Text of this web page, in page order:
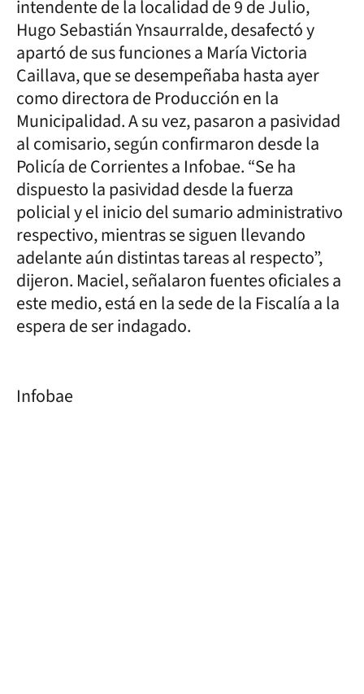
intendente de la localidad de 9 de Julio,
Hugo Sebastián Ynsaurralde, desafectó y
apartó de sus funciones a María Victoria
Caillava, que se desempeñaba hasta ayer
como directora de Producción en la
Municipalidad. A su vez, pasaron a pasividad
al comisario, según confirmaron desde la
Policía de Corrientes a Infobae. “Se ha
dispuesto la pasividad desde la fuerza
policial y el inicio del sumario administrativo
respectivo, mientras se siguen llevando
adelante aún distintas tareas al respecto”,
dijeron. Maciel, señalaron fuentes oficiales a
este medio, está en la sede de la Fiscalía a la
espera de ser indagado.
Infobae